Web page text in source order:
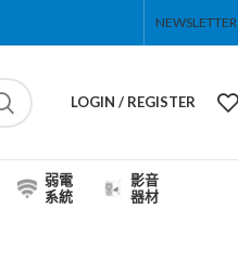
NEWSLETTER
LOGIN / REGISTER
弱電
系統
影音
器材